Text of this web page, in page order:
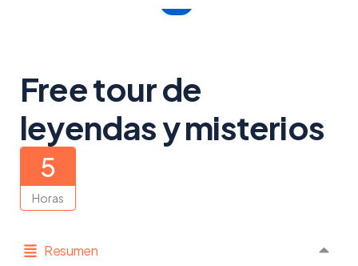
Free tour de
leyendas y misterios
5
Horas
Resumen